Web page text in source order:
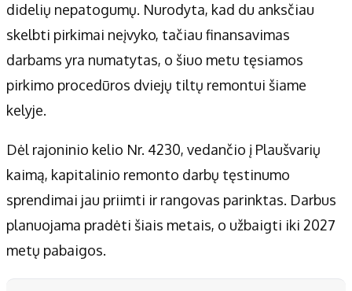
didelių nepatogumų. Nurodyta, kad du anksčiau
skelbti pirkimai neįvyko, tačiau finansavimas
darbams yra numatytas, o šiuo metu tęsiamos
pirkimo procedūros dviejų tiltų remontui šiame
kelyje.
Dėl rajoninio kelio Nr. 4230, vedančio į Plaušvarių
kaimą, kapitalinio remonto darbų tęstinumo
sprendimai jau priimti ir rangovas parinktas. Darbus
planuojama pradėti šiais metais, o užbaigti iki 2027
metų pabaigos.